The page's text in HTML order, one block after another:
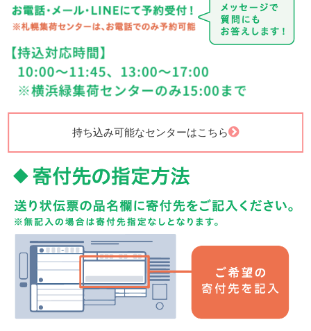
持ち込み可能なセンターはこちら